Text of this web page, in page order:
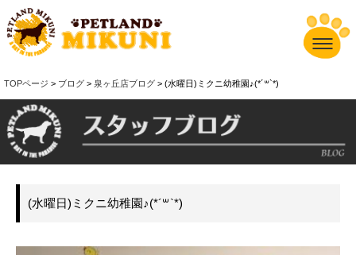
TOPページ > ブログ > 泉ヶ丘店ブログ > (水曜日)ミクニ幼稚園♪(*´꒳`*)
(水曜日)ミクニ幼稚園♪(*´꒳`*)